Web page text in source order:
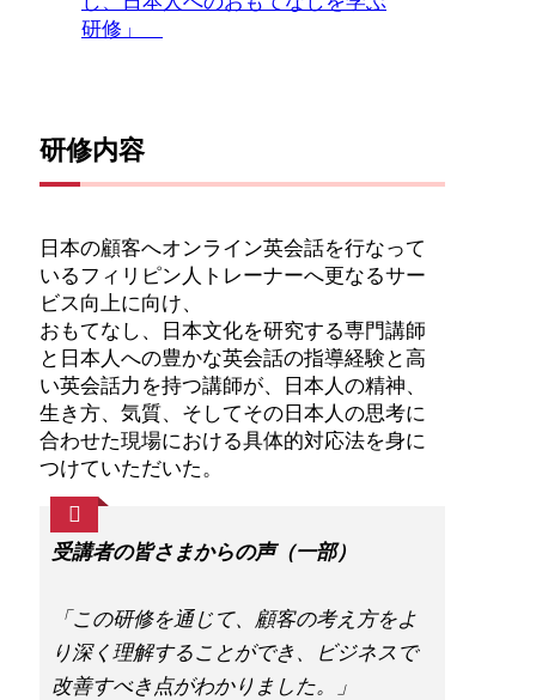
研修内容
日本の顧客へオンライン英会話を行なって
いるフィリピン人トレーナーへ更なるサー
ビス向上に向け、
おもてなし、日本文化を研究する専門講師
と日本人への豊かな英会話の指導経験と高
い英会話力を持つ講師が、日本人の精神、
生き方、気質、そしてその日本人の思考に
合わせた現場における具体的対応法を身に
つけていただいた。
受講者の皆さまからの声（一部）
「この研修を通じて、顧客の考え方をよ
り深く理解することができ、ビジネスで
改善すべき点がわかりました。」